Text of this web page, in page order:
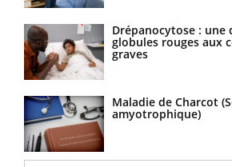
Drépanocytose :
globules rouges aux
graves
Maladie de Charcot
amyotrophique)